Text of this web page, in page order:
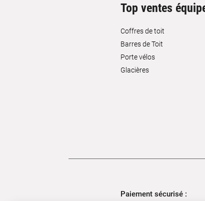
Top ventes
Coffres de toit
Barres de Toit
Porte vélos
Glacières
Paiement sécurisé :